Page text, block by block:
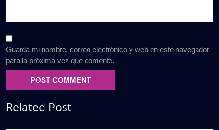
Guarda mi nombre, correo electrónico y web en este navegador
para la próxima vez que comente.
Related Post